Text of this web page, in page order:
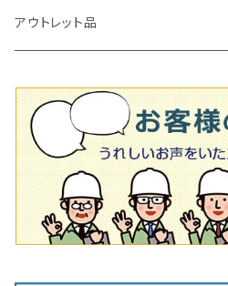
その他
タイル針
タイル針
その他
ビス穴付き
通常品
オフセットタイプ（ハットタイプ
150ｍｍ（6インチ）
205ｍｍ（8インチ）
230mm（9インチ）
125mm（5インチ）
180mm（7インチ）
205mm（8インチ）
230mm（9インチ）
105mm（4インチ）
150ｍｍ（6インチ）
180ｍｍ（7インチ）
205mm（8インチ）
アウトレット品